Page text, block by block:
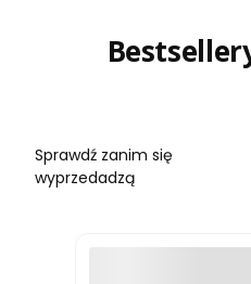
Sprawdź zanim się
wyprzedadzą